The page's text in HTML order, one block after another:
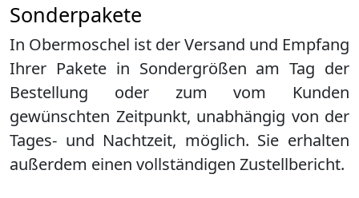
Sonderpakete
In Obermoschel ist der Versand und Empfang
Ihrer Pakete in Sondergrößen am Tag der
Bestellung oder zum vom Kunden
gewünschten Zeitpunkt, unabhängig von der
Tages- und Nachtzeit, möglich. Sie erhalten
außerdem einen vollständigen Zustellbericht.